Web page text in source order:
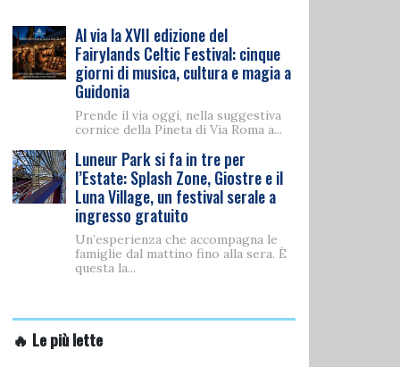
Al via la XVII edizione del
Fairylands Celtic Festival: cinque
giorni di musica, cultura e magia a
Guidonia
Prende il via oggi, nella suggestiva
cornice della Pineta di Via Roma a...
Luneur Park si fa in tre per
l’Estate: Splash Zone, Giostre e il
Luna Village, un festival serale a
ingresso gratuito
Un’esperienza che accompagna le
famiglie dal mattino fino alla sera. È
questa la...
🔥 Le più lette